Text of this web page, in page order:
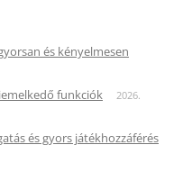
és kényelmesen
funkciók
2026.
és gyors játékhozzáférés